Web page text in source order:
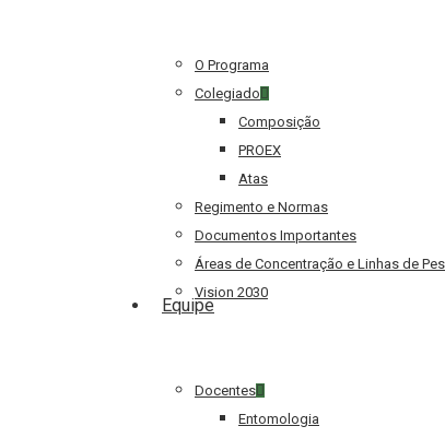
Hit enter to search or ESC to close
O Programa
Colegiado
Composição
PROEX
Atas
Regimento e Normas
Documentos Importantes
Áreas de Concentração e Linhas de
Vision 2030
Equipe
Docentes
Entomologia